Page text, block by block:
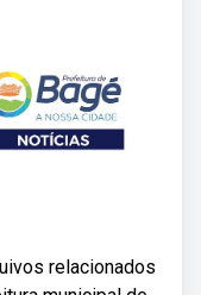
relacionados